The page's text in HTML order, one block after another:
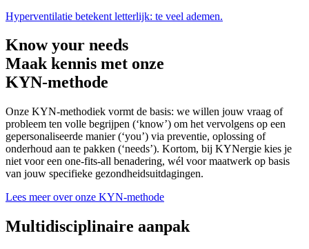
Hyperventilatie betekent letterlijk: te veel ademen.
Know your needs
Maak kennis met onze
KYN-methode
Onze KYN-methodiek vormt de basis: we willen jouw vraag of
probleem ten volle begrijpen (‘know’) om het vervolgens op een
gepersonaliseerde manier (‘you’) via preventie, oplossing of
onderhoud aan te pakken (‘needs’). Kortom, bij KYNergie kies je
niet voor een one-fits-all benadering, wél voor maatwerk op basis
van jouw specifieke gezondheidsuitdagingen.
Lees meer over onze KYN-methode
Multidisciplinaire aanpak